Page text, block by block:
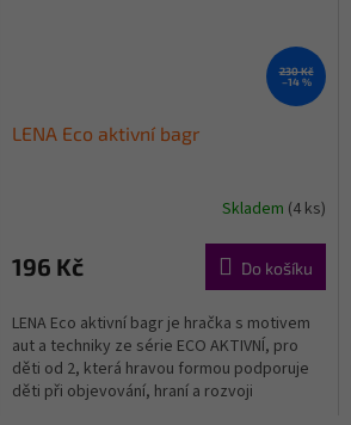
230 Kč
–14 %
LENA Eco aktivní bagr
Skladem (4 ks)
196 Kč Do košíku
LENA Eco aktivní bagr je hračka s motivem
aut a techniky ze série ECO AKTIVNÍ, pro
děti od 2, která hravou formou podporuje
děti při objevování, hraní a rozvoji